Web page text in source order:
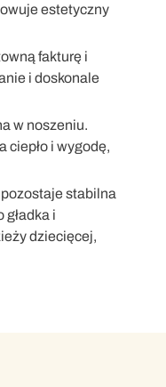
estetyczny
fakturę i
i doskonale
w noszeniu.
ciepło i wygodę,
stabilna
i
dziecięcej,